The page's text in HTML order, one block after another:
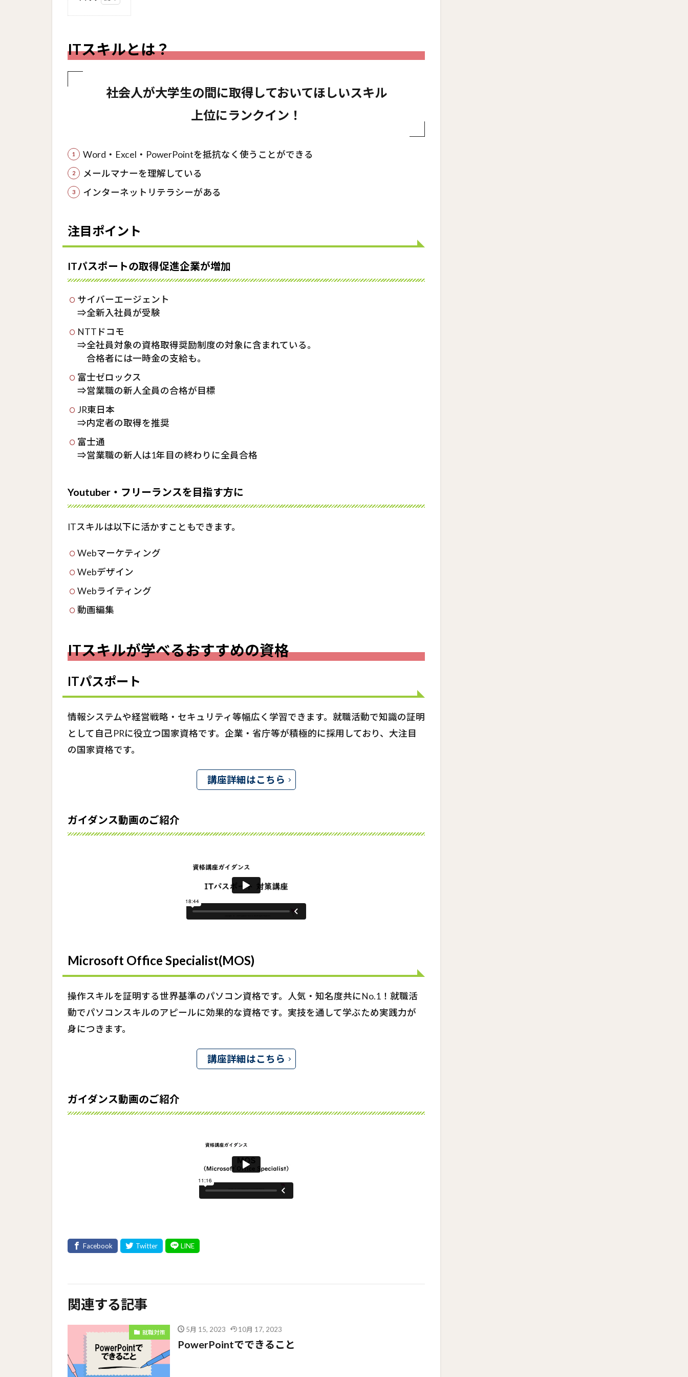
ルと
は？
ITパス
ポート
の取得
業が増
1.1.2
スを目指す
2
IT
キ
ル
べ
る
す
す
め
の
資
2.1
ITパ
ート
ンス動
紹介
2.2
Specialist(MOS)
ガイダ
ンス動
紹介
ITスキルとは？
社会人が大学生の間に取得しておいてほしいスキル
上位にランクイン！
Word・Excel・PowerPointを抵抗なく使うことができる
メールマナーを理解している
インターネットリテラシーがある
注目ポイント
ITパスポートの取得促進企業が増加
サイバーエージェント
⇒全新入社員が受験
NTTドコモ
⇒全社員対象の資格取得奨励制度の対象に含まれている。
合格者には一時金の支給も。
富士ゼロックス
⇒営業職の新人全員の合格が目標
JR東日本
⇒内定者の取得を推奨
富士通
⇒営業職の新人は1年目の終わりに全員合格
Youtuber・フリーランスを目指す方に
ITスキルは以下に活かすこともできます。
Webマーケティング
Webデザイン
Webライティング
動画編集
ITスキルが学べるおすすめの資格
ITパスポート
情報システムや経営戦略・セキュリティ等幅広く学習できます。就職活動で知識の証明
として自己PRに役立つ国家資格です。企業・省庁等が積極的に採用しており、大注目
の国家資格です。
講座詳細はこちら
ガイダンス動画のご紹介
Microsoft Office Specialist(MOS)
操作スキルを証明する世界基準のパソコン資格です。人気・知名度共にNo.1！就職活
動でパソコンスキルのアピールに効果的な資格です。実技を通して学ぶため実践力が
身につきます。
講座詳細はこちら
ガイダンス動画のご紹介
関連する記事
就職対策 5月 15, 2023 10月 17, 2023
PowerPointでできること